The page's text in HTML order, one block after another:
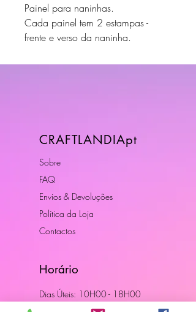
Painel para naninhas.
Cada painel tem 2 estampas -
frente e verso da naninha.
CRAFTLANDIApt
Sobre
FAQ
Envios & Devoluções
Política da Loja
Contactos
Horário
Dias Úteis: 10H00 - 18H00